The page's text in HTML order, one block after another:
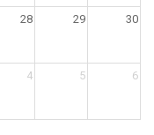
28 29 30
4 5 6
источниковедения